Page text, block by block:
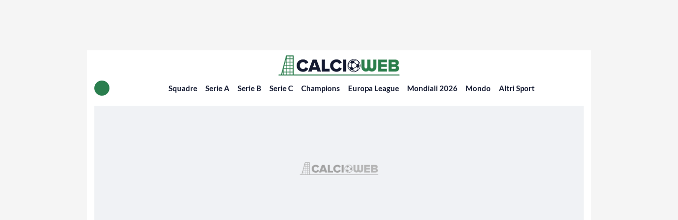
Squadre Serie A Serie B Serie C Champions Europa League Mondiali 2026 Mondo Altri Sport